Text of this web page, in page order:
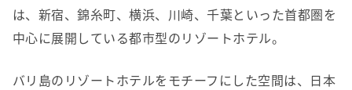
は、新宿、錦糸町、横浜、川崎、千葉といった首都圏を
中心に展開している都市型のリゾートホテル。
バリ島のリゾートホテルをモチーフにした空間は、日本